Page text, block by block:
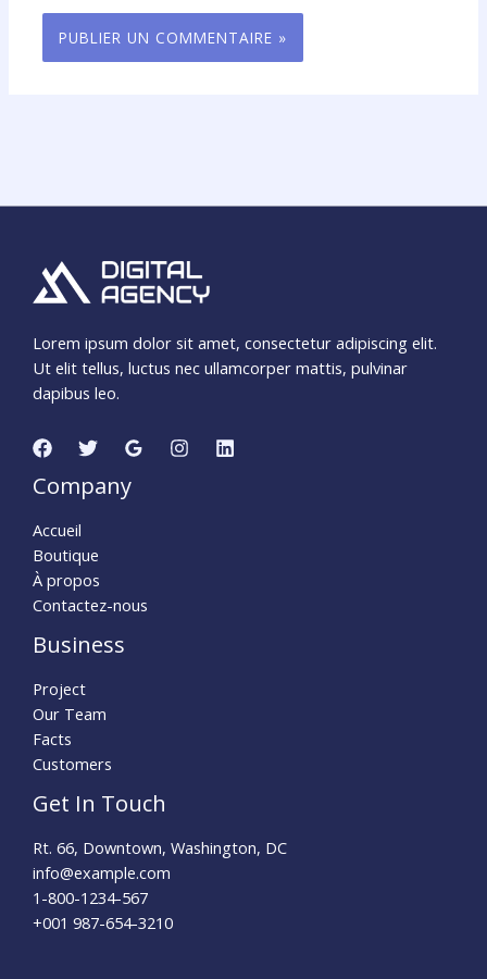
Lorem ipsum dolor sit amet, consectetur adipiscing elit.
Ut elit tellus, luctus nec ullamcorper mattis, pulvinar
dapibus leo.
Company
Accueil
Boutique
À propos
Contactez-nous
Business
Project
Our Team
Facts
Customers
Get In Touch
Rt. 66, Downtown, Washington, DC
info@example.com​
1-800-1234-567
+001 987-654-3210